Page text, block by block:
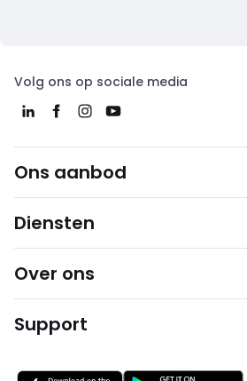
Volg ons op sociale media
Ons aanbod
Diensten
Over ons
Support